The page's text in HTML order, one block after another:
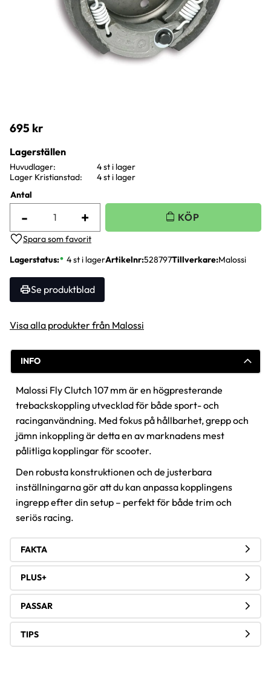
695 kr
Antal
+
-
Lägg till i favoriter
Lagerstatus 4 st i lagerArtikelnr 528797Tillverkare Malossi
Se produktblad
Lagerställen
Huvudlager
4 st i lager
Lager Kristianstad
4 st i lager
Visa alla produkter från Malossi
INFO
Malossi Fly Clutch 107 mm är en högpresterande
trebackskoppling utvecklad för både sport- och
racinganvändning. Med fokus på hållbarhet, grepp och
jämn inkoppling är detta en av marknadens mest
pålitliga kopplingar för scooter.
Den robusta konstruktionen och de justerbara
inställningarna gör att du kan anpassa kopplingens
ingrepp efter din setup – perfekt för både trim och
seriös racing.
FAKTA
PLUS+
PASSAR
TIPS